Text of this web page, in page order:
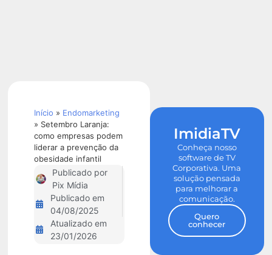
Início » Endomarketing
» Setembro Laranja:
como empresas podem
liderar a prevenção da
obesidade infantil
Publicado por
Pix Mídia
Publicado em
04/08/2025
Atualizado em
23/01/2026
ImidiaTV
Conheça nosso
software de TV
Corporativa. Uma
solução pensada
para melhorar a
comunicação.
Quero
conhecer